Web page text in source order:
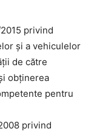
privind
și a vehiculelor
de către
obținerea
pentru
privind